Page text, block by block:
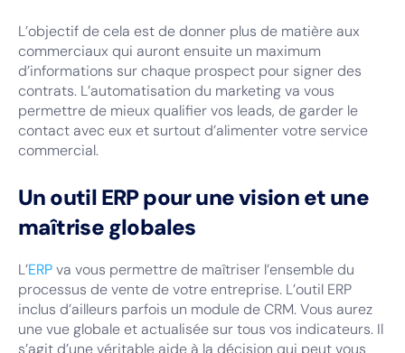
L’objectif de cela est de donner plus de matière aux
commerciaux qui auront ensuite un maximum
d’informations sur chaque prospect pour signer des
contrats. L’automatisation du marketing va vous
permettre de mieux qualifier vos leads, de garder le
contact avec eux et surtout d’alimenter votre service
commercial.
Un outil ERP pour une vision et une
maîtrise globales
L’ERPva vous permettre de maîtriser l’ensemble du
processus de vente de votre entreprise. L’outil ERP
inclus d’ailleurs parfois un module de CRM. Vous aurez
une vue globale et actualisée sur tous vos indicateurs. Il
s’agit d’une véritable aide à la décision qui peut vous